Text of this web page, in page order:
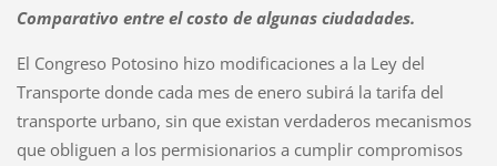
Comparativo entre el costo de algunas ciudadades.
El Congreso Potosino hizo modificaciones a la Ley del
Transporte donde cada mes de enero subirá la tarifa del
transporte urbano, sin que existan verdaderos mecanismos
que obliguen a los permisionarios a cumplir compromisos